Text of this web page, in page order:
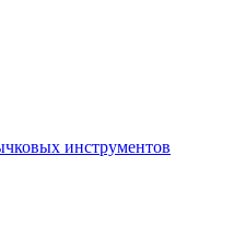
инструментов